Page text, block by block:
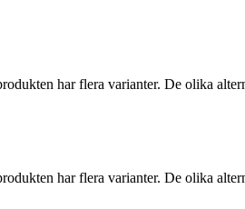
har flera varianter. De olika
har flera varianter. De olika